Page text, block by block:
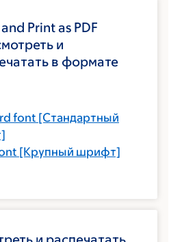
Print as PDF
и
в формате
font [Стандартный
[Крупный шрифт]
и распечатать